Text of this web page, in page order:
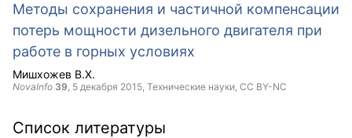
Методы сохранения и частичной компенсации
потерь мощности дизельного двигателя при
работе в горных условиях
Мишхожев В.Х.
NovaInfo 39, 5 декабря 2015, Технические науки, CC BY-NC
Список литературы